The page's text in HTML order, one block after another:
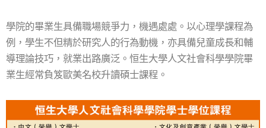
學院的畢業生具備職場競爭力，機遇處處。以心理學課程為
例，學生不但精於研究人的行為動機，亦具備兒童成長和輔
導理論技巧，就業出路廣泛。恒生大學人文社會科學學院畢
業生經常負笈歐美名校升讀碩士課程。